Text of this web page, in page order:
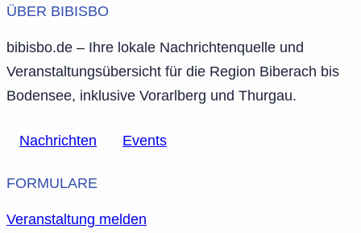
ÜBER BIBISBO
bibisbo.de – Ihre lokale Nachrichtenquelle und
Veranstaltungsübersicht für die Region Biberach bis
Bodensee, inklusive Vorarlberg und Thurgau.
Nachrichten Events
FORMULARE
Veranstaltung melden